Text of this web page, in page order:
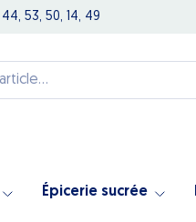
53, 50, 14, 49
Épicerie sucrée